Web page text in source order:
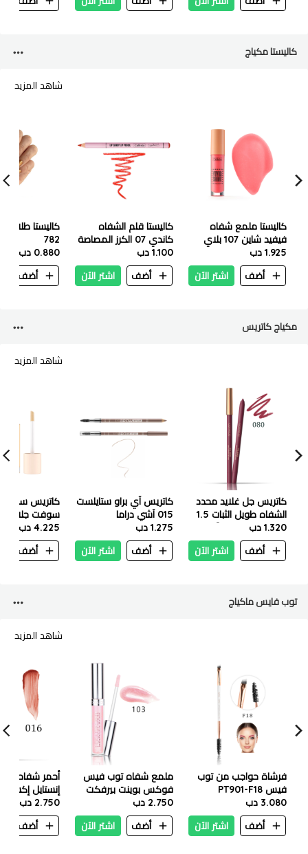
كاليستا مكياج
شاهد المزيد
كاليستا ملمع شفاه
فيفيد شاين 107 بلاي
ديت وردي
1.925 دب
أضف
اشتر الآن
كاليستا قلم الشفاه
كاندي 07 الكرز المصاصة
1.100 دب
أضف
اشتر الآن
كاليستا طلاء
782
0.880 دب
أضف
مكياج كاتريس
شاهد المزيد
كاتريس جل غلايد محدد
الشفاه طويل الثبات 1.5
فليرتي
1.320 دب
أضف
اشتر الآن
كاتريس آي براو ستايلست
015 آشي دراما
1.275 دب
أضف
اشتر الآن
كاتريس سائل
لايت
4.225 دب
أضف
توب فايس ماكياج
شاهد المزيد
فرشاة حواجب من توب
فيس PT901-F18
3.080 دب
أضف
اشتر الآن
ملمع شفاه توب فيس
فوكس بوينت بيرفكت
بينك سنو
2.750 دب
أضف
اشتر الآن
أحمر شفاه
مل PT206-016
2.750 دب
أضف